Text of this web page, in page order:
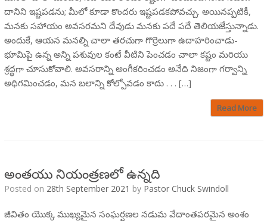
దానిని ఇష్టపడను; మీలో కూడా కొందరు ఇష్టపడకపోవచ్చు. అయినప్పటికీ,
మనకు సహాయం అవసరమని దేవుడు మనకు పదే పదే తెలియజేస్తున్నాడు.
అందుకే, ఆయన మనల్ని చాలా తరచుగా గొర్రెలుగా ఉదాహరించాడు-
భూమిపై ఉన్న అన్ని పశువుల కంటే వీటిని పెంచడం చాలా కష్టం మరియు
శ్రద్ధగా చూసుకోవాలి. అవసరాన్ని అంగీకరించడం అనేది నిజంగా గర్వాన్ని
అధిగమించడం, మన బలాన్ని కోల్పోవడం కాదు . . . […]
Read More
అంతయు నియంత్రణలో ఉన్నది
Posted on 28th September 2021 by Pastor Chuck Swindoll
జీవితం యొక్క ముఖ్యమైన సంఘర్షణల నడుమ వేదాంతపరమైన అంశం